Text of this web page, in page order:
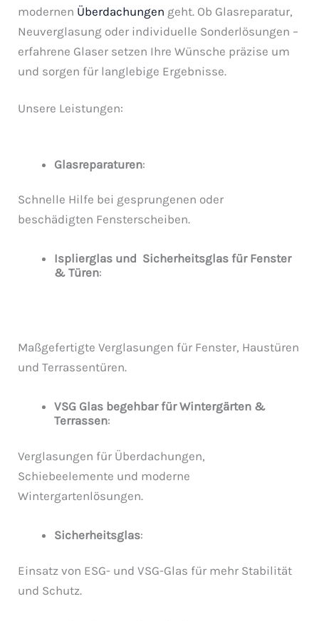
modernen Überdachungen geht. Ob Glasreparatur,
Neuverglasung oder individuelle Sonderlösungen –
erfahrene Glaser setzen Ihre Wünsche präzise um
und sorgen für langlebige Ergebnisse.
Unsere Leistungen:
Glasreparaturen:
Schnelle Hilfe bei gesprungenen oder
beschädigten Fensterscheiben.
Isplierglas und Sicherheitsglas für Fenster
& Türen:
Maßgefertigte Verglasungen für Fenster, Haustüren
und Terrassentüren.
VSG Glas begehbar für Wintergärten &
Terrassen:
Verglasungen für Überdachungen,
Schiebeelemente und moderne
Wintergartenlösungen.
Sicherheitsglas:
Einsatz von ESG- und VSG-Glas für mehr Stabilität
und Schutz.